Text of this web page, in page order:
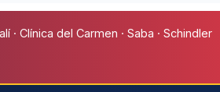
· Clínica del Carmen · Saba · Schindler